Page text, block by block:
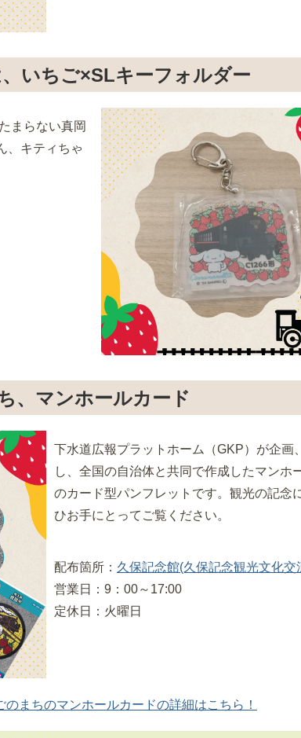
いちご×SLキーフォルダー
まらない真岡
、キティちゃ
、マンホールカード
下水道広報プラットホーム（GKP）が企画
し、全国の自治体と共同で作成したマンホ
のカード型パンフレットです。観光の記念
ひお手にとってご覧ください。
配布箇所： 久保記念館(久保記念観光文化交
営業日：9：00～17:00
定休日：火曜日
まちのマンホールカードの詳細はこちら！